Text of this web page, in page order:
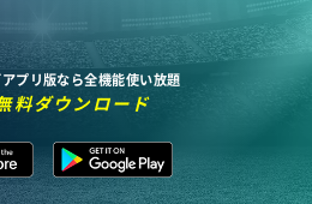
プリ版なら全機能使い放題
料ダウンロード